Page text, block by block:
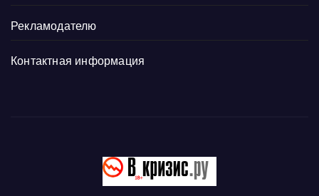
Рекламодателю
Контактная информация